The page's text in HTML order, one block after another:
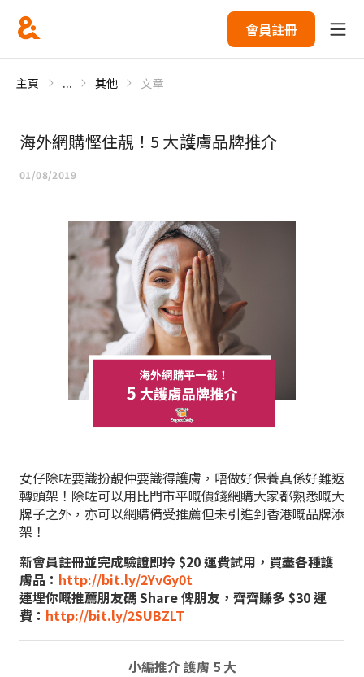
會員註冊
主頁 ... 其他 文章
海外網購慳住靚！5 大護膚品牌推介
01/08/2019
女仔除咗要識扮靚仲要識得護膚，唔做好保養真係好難返
轉頭架！除咗可以用比門市平嘅價錢網購大家都熟悉嘅大
牌子之外，亦可以網購備受推薦但未引進到香港嘅品牌添
架！
新會員註冊並完成驗證即拎 $20 運費試用，買盡各種護
膚品： http://bit.ly/2YvGy0t
連埋你嘅推薦朋友碼 Share 俾朋友，齊齊賺多 $30 運
費： http://bit.ly/2SUBZLT
小編推介 護膚 5 大